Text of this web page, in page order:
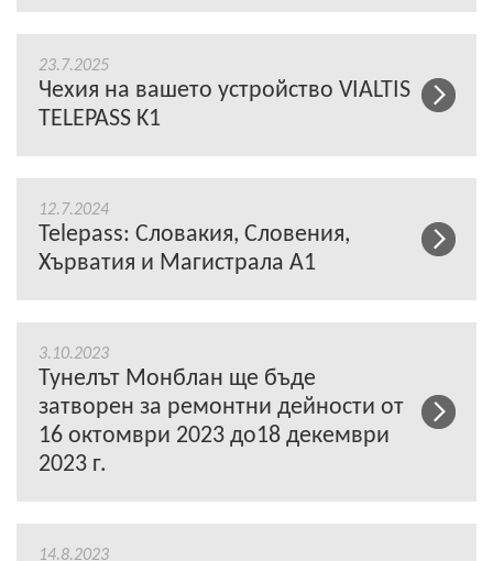
23.7.2025
Чехия на вашето устройство VIALTIS
TELEPASS K1
12.7.2024
Telepass: Словакия, Словения,
Хърватия и Магистрала A1
3.10.2023
Тунелът Монблан ще бъде
затворен за ремонтни дейности от
16 октомври 2023 до18 декември
2023 г.
14.8.2023